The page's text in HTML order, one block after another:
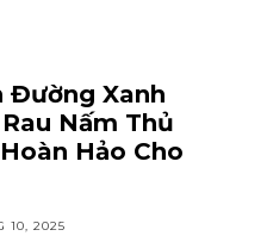
Đường Xanh
Nấm Thủ
Hảo Cho
10, 2025